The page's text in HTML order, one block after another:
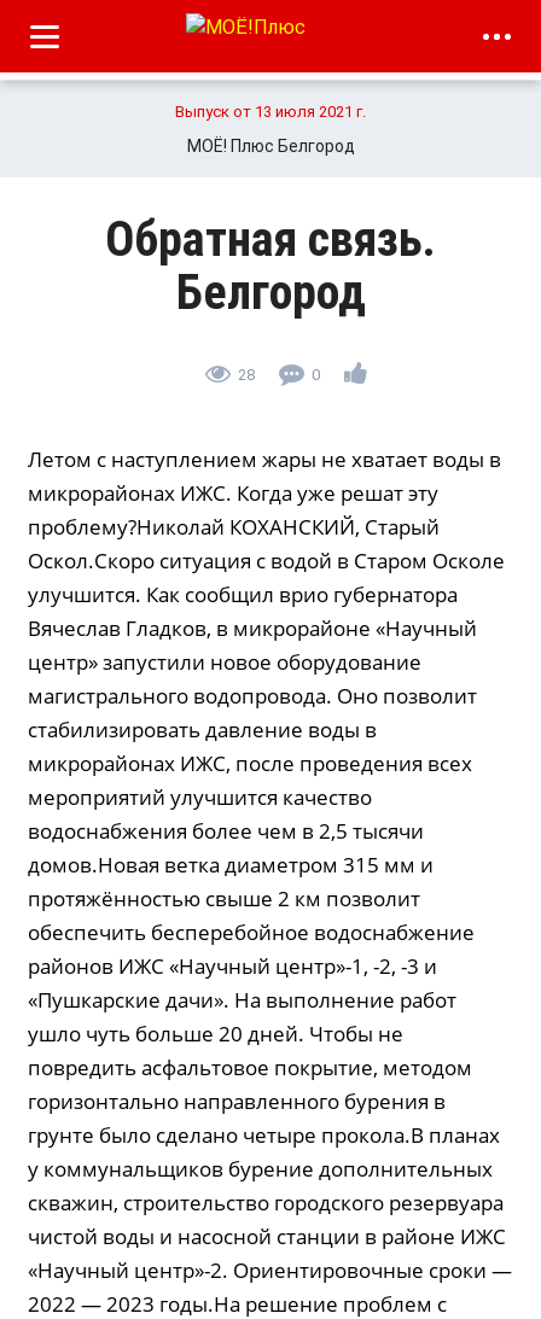
Выпуск от 13 июля 2021 г.
МОЁ! Плюс Белгород
Обратная связь.
Белгород
28 0
Летом с наступлением жары не хватает воды в
микрорайонах ИЖС. Когда уже решат эту
проблему?Николай КОХАНСКИЙ, Старый
Оскол.Скоро ситуация с водой в Старом Осколе
улучшится. Как сообщил врио губернатора
Вячеслав Гладков, в микрорайоне «Научный
центр» запустили новое оборудование
магистрального водопровода. Оно позволит
стабилизировать давление воды в
микрорайонах ИЖС, после проведения всех
мероприятий улучшится качество
водоснабжения более чем в 2,5 тысячи
домов.Новая ветка диаметром 315 мм и
протяжённостью свыше 2 км позволит
обеспечить бесперебойное водоснабжение
районов ИЖС «Научный центр»-1, -2, -3 и
«Пушкарские дачи». На выполнение работ
ушло чуть больше 20 дней. Чтобы не
повредить асфальтовое покрытие, методом
горизонтально направленного бурения в
грунте было сделано четыре прокола.В планах
у коммунальщиков бурение дополнительных
скважин, строительство городского резервуара
чистой воды и насосной станции в районе ИЖС
«Научный центр»-2. Ориентировочные сроки —
2022 — 2023 годы.На решение проблем с